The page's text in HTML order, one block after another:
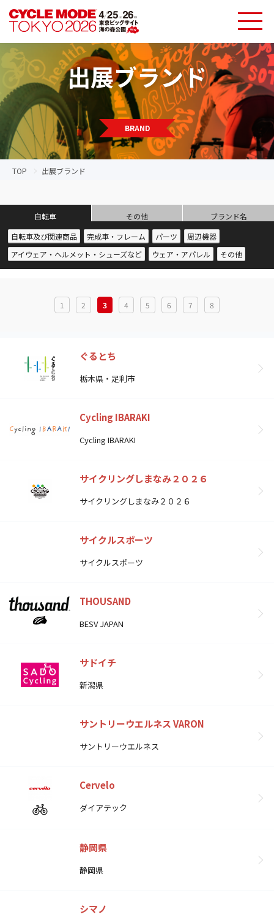
出展ブランド
BRAND
TOP 出展ブランド
自転車 その他
ブランド名
自転車及び関連商品
完成車・フレーム パーツ
周辺機器
アイウェア・ヘルメット・シューズなど
ウェア・アパレル その他
1 2 3 4 5 6 7 8
ぐるとち
栃木県・足利市
Cycling IBARAKI
Cycling IBARAKI
サイクリングしまなみ２０２６
サイクリングしまなみ２０２６
サイクルスポーツ
サイクルスポーツ
THOUSAND
BESV JAPAN
サドイチ
新潟県
サントリーウエルネス VARON
サントリーウエルネス
Cervelo
ダイアテック
静岡県
静岡県
シマノ